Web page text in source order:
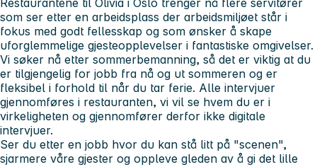
som ser etter en arbeidsplass der arbeidsmiljøet står i
fokus med godt fellesskap og som ønsker å skape
uforglemmelige gjesteopplevelser i fantastiske omgivelser.
Vi søker nå etter sommerbemanning, så det er viktig at du
er tilgjengelig for jobb fra nå og ut sommeren og er
fleksibel i forhold til når du tar ferie. Alle intervjuer
gjennomføres i restauranten, vi vil se hvem du er i
virkeligheten og gjennomfører derfor ikke digitale
intervjuer.
Ser du etter en jobb hvor du kan stå litt på "scenen",
sjarmere våre gjester og oppleve gleden av å gi det lille